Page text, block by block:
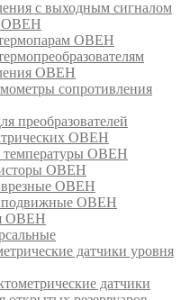
с выходным сигналом
ОВЕН
ОВЕН
ОВЕН
сопротивления
преобразователей
ОВЕН
температуры ОВЕН
ОВЕН
ОВЕН
ОВЕН
ОВЕН
датчики уровня
датчики